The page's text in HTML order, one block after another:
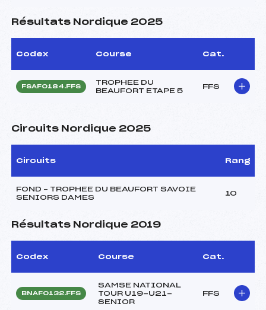
Résultats Nordique 2025
Codex Course Cat.
FSAF0184.FFS
TROPHEE DU
BEAUFORT ETAPE 5
FFS
Circuits Nordique 2025
Circuits Rang
FOND – TROPHEE DU BEAUFORT SAVOIE
SENIORS DAMES
10
Résultats Nordique 2019
Codex Course Cat.
BNAF0132.FFS
SAMSE NATIONAL
TOUR U19-U21-
SENIOR
FFS